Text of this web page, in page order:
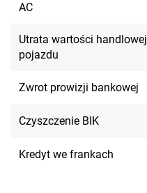
AC
Utrata wartości handlowej
pojazdu
Zwrot prowizji bankowej
Czyszczenie BIK
Kredyt we frankach